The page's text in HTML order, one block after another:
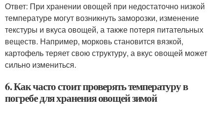
Ответ: При хранении овощей при недостаточно низкой
температуре могут возникнуть заморозки, изменение
текстуры и вкуса овощей, а также потеря питательных
веществ. Например, морковь становится вязкой,
картофель теряет свою структуру, а вкус овощей может
сильно измениться.
6. Как часто стоит проверять температуру в
погребе для хранения овощей зимой